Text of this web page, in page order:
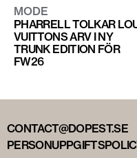
MODE
PHARRELL TOLKAR
VUITTONS ARV I NY
TRUNK EDITION FÖR
FW26
CONTACT@DOPEST.SE